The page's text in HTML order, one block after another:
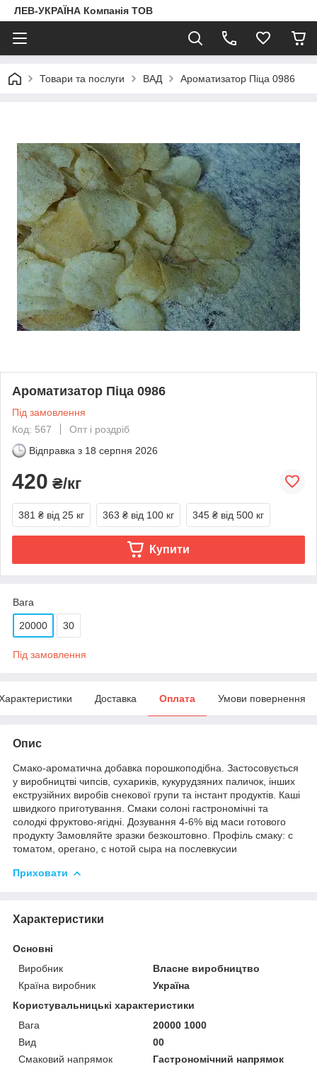
ЛЕВ-УКРАЇНА Компанія ТОВ
Товари та послуги ВАД Ароматизатор Піца 0986
Ароматизатор Піца 0986
Під замовлення
Код: 567
Опт і роздріб
Відправка з 18 серпня 2026
420 ₴/кг
381 ₴ від 25 кг 363 ₴ від 100 кг 345 ₴ від 500 кг
Купити
Вага
20000 30
Під замовлення
Доставка Оплата Умови повернення
Опис
Смако-ароматична добавка порошкоподібна. Застосовується
у виробництві чипсів, сухариків, кукурудзяних паличок, інших
екструзійних виробів снекової групи та інстант продуктів. Каші
швидкого приготування. Смаки солоні гастрономічні та
солодкі фруктово-ягідні. Дозування 4-6% від маси готового
продукту Замовляйте зразки безкоштовно. Профіль смаку: с
томатом, орегано, с нотой сыра на послевкусии
Приховати
Характеристики
Основні
Виробник
Власне виробництво
Країна виробник
Україна
Користувальницькі характеристики
Вага
20000 1000
Вид
00
Смаковий напрямок
Гастрономічний напрямок